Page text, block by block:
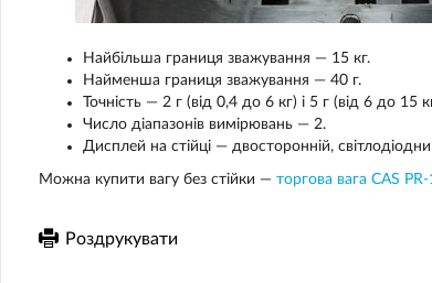
Найбільша границя зважування — 15 кг.
Найменша границя зважування — 40 г.
Точність — 2 г (від 0,4 до 6 кг) і 5 г (від 6 до 15
Число діапазонів вимірювань — 2.
Дисплей на стійці — двосторонній,
Можна купити вагу без стійки — торгова вага CAS
Роздрукувати